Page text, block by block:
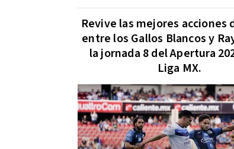
Revive las mejores acciones
entre los Gallos Blancos y
la jornada 8 del Apertura
Liga MX.